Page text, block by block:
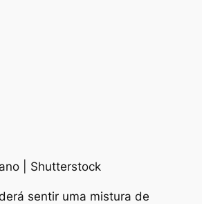
| Shutterstock
sentir uma mistura de